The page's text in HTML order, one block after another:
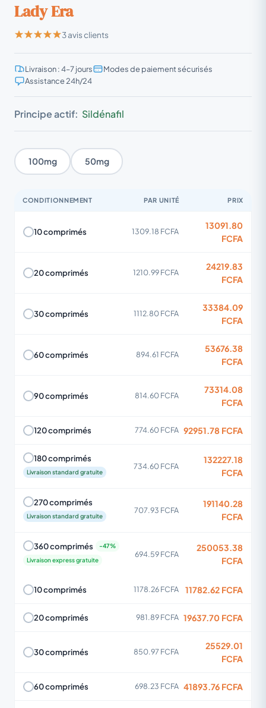
Lady Era
3 avis clients
Livraison : 4–7 jours
Modes de paiement sécurisés
Assistance 24h/24
Principe actif: Sildénafil
100mg 50mg
CONDITIONNEMENT PAR UNITÉ PRIX
10 comprimés 1309.18 FCFA
13091.80
FCFA
20 comprimés 1210.99 FCFA
24219.83
FCFA
30 comprimés 1112.80 FCFA
33384.09
FCFA
60 comprimés 894.61 FCFA
53676.38
FCFA
90 comprimés 814.60 FCFA
73314.08
FCFA
120 comprimés 774.60 FCFA 92951.78 FCFA
180 comprimés
Livraison standard gratuite
734.60 FCFA
132227.18
FCFA
270 comprimés
Livraison standard gratuite
707.93 FCFA
191140.28
FCFA
360 comprimés
Livraison express gratuite
694.59 FCFA
250053.38
FCFA
10 comprimés 1178.26 FCFA 11782.62 FCFA
20 comprimés 981.89 FCFA 19637.70 FCFA
30 comprimés 850.97 FCFA
25529.01
FCFA
60 comprimés 698.23 FCFA 41893.76 FCFA